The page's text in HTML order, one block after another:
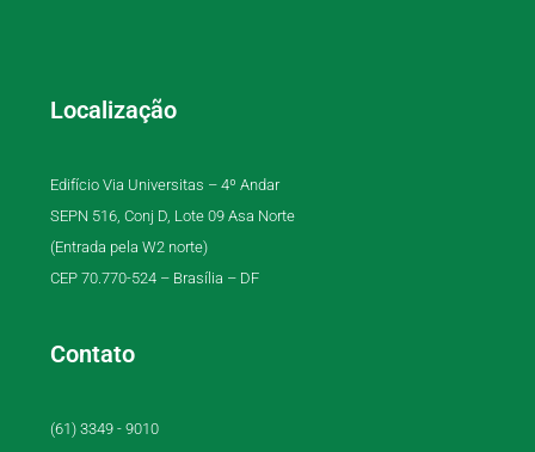
Localização
Edifício Via Universitas – 4º Andar
SEPN 516, Conj D, Lote 09 Asa Norte
(Entrada pela W2 norte)
CEP 70.770-524 – Brasília – DF
Contato
(61) 3349 - 9010